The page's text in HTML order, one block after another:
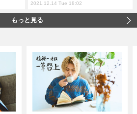
2021.12.14 Tue 18:02
もっと見る